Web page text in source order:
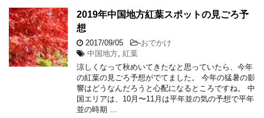
2019年中国地方紅葉スポットの見ごろ予
想
2017/09/05 -おでかけ
中国地方 紅葉
涼しくなって秋めいてきたなと思っていたら、今年
の紅葉の見ごろ予想がでてました。 今年の猛暑の影
響はどうなんだろうと心配になるところですね。 中
国エリアは、10月〜11月は平年並の気の予想で平年
並の時期 …